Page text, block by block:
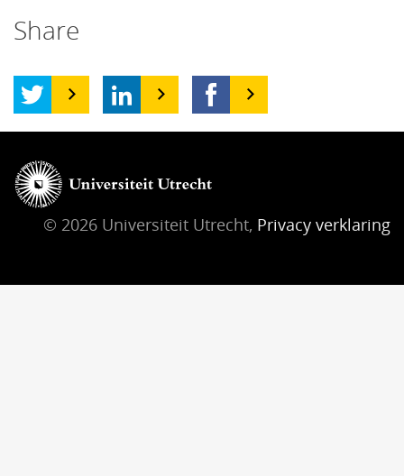
Share
© 2026 Universiteit Utrecht, Privacy verklaring